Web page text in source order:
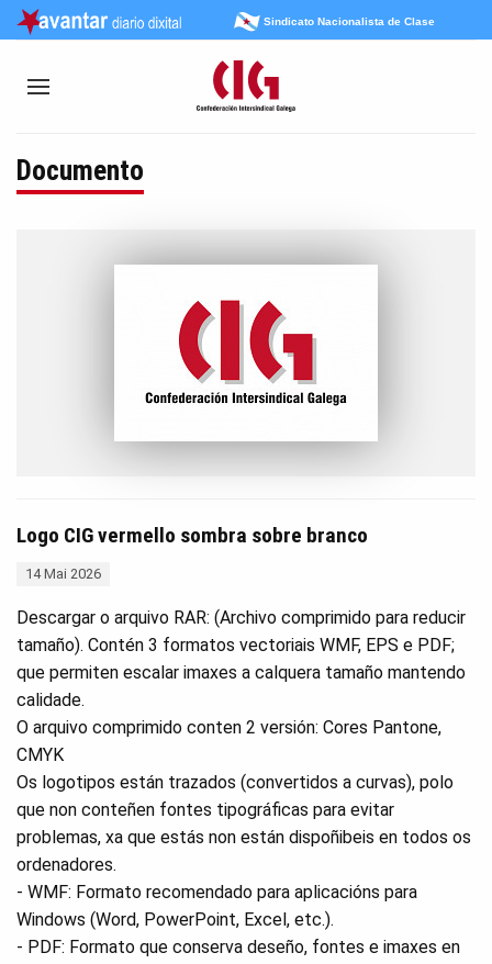
Sindicato Nacionalista de Clase
Documento
Logo CIG vermello sombra sobre branco
14 Mai 2026
Descargar o arquivo RAR: (Archivo comprimido para reducir
tamaño). Contén 3 formatos vectoriais WMF, EPS e PDF;
que permiten escalar imaxes a calquera tamaño mantendo
calidade.
O arquivo comprimido conten 2 versión: Cores Pantone,
CMYK
Os logotipos están trazados (convertidos a curvas), polo
que non conteñen fontes tipográficas para evitar
problemas, xa que estás non están dispoñibeis en todos os
ordenadores.
- WMF: Formato recomendado para aplicacións para
Windows (Word, PowerPoint, Excel, etc.).
- PDF: Formato que conserva deseño, fontes e imaxes en